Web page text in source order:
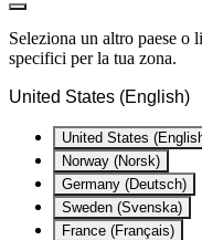
Seleziona un altro paese o
specifici per la tua zona.
United States (English)
United States
Norway (Norsk)
Germany (Deutsch)
Sweden (Svenska)
France (Français)